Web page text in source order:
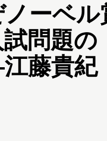
ーベ
問題
藤貴紀